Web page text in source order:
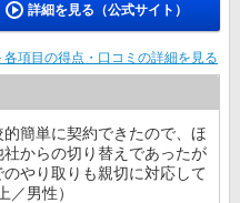
詳細を見る（公式サイト）
各項目の得点・口コミの詳細を見る
簡単に契約できたので、ほ
からの切り替えであったが
やり取りも親切に対応して
／男性）